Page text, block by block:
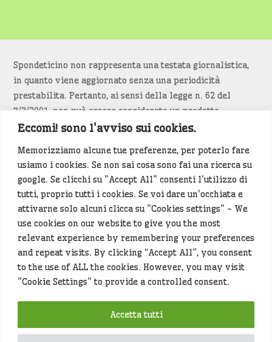
Eccomi! sono l'avviso sui cookies.
Memorizziamo alcune tue preferenze, per poterlo fare
usiamo i cookies. Se non sai cosa sono fai una ricerca su
google. Se clicchi su "Accept All" consenti l'utilizzo di
tutti, proprio tutti i cookies. Se voi dare un'occhiata e
attivarne solo alcuni clicca su "Cookies settings" - We
use cookies on our website to give you the most
relevant experience by remembering your preferences
and repeat visits. By clicking “Accept All”, you consent
to the use of ALL the cookies. However, you may visit
"Cookie Settings" to provide a controlled consent.
Accetta tutti
Spondeticino non rappresenta una testata giornalistica,
in quanto viene aggiornato senza una periodicità
prestabilita. Pertanto, ai sensi della legge n. 62 del
7/3/2001, non può essere considerato un prodotto
editoriale.
Siamo attenti a non violare copyright e diritti
d’immagine. Se un contenuto è di tua proprietà e vuoi
richiederne la rimozionediccelo(<- clicca per inviarci un
messaggio).
Alcuni articoli sono generati in bozza rielaborando, con
l'intelligenza artificiale generativa, contenuti
provenienti da fonti istituzionali e altri siti di interesse
locale. Prima della pubblicazioni l'articolo viene
controllato dalla redazione.
Hey che fine fanno i miei dati (privacy policy)